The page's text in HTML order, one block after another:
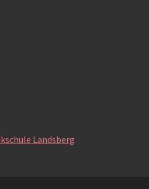
Landsberg